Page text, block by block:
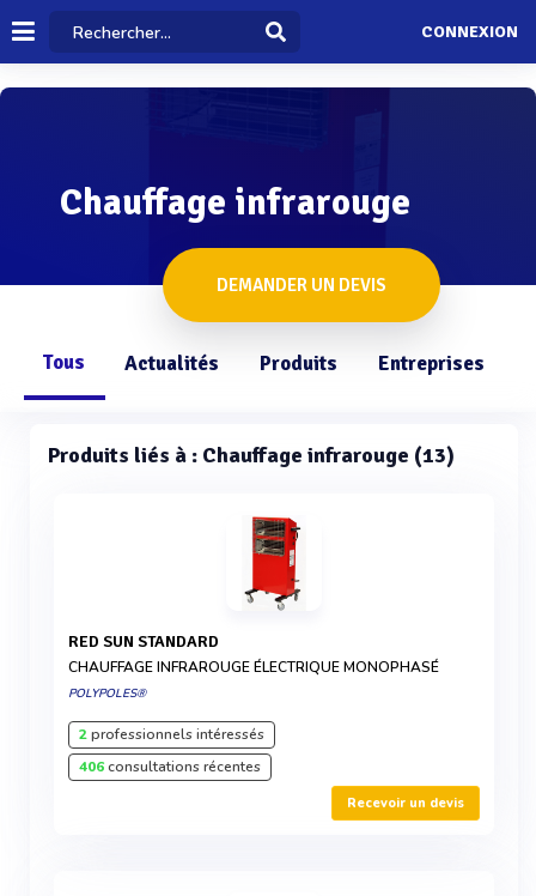
CONNEXION
Chauffage infrarouge
DEMANDER UN DEVIS
Tous Actualités Produits Entreprises
Produits liés à : Chauffage infrarouge (13)
RED SUN STANDARD
CHAUFFAGE INFRAROUGE ÉLECTRIQUE MONOPHASÉ
POLYPOLES®
2professionnels intéressés
406consultations récentes
Recevoir un devis